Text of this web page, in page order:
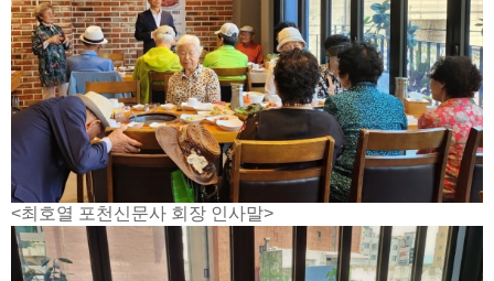
<최호열 포천신문사 회장 인사말>